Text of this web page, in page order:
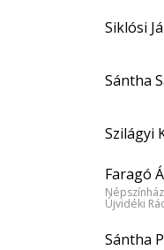
Siklósi
Sántha
Szilágyi
Faragó
Újvidéki
Sántha